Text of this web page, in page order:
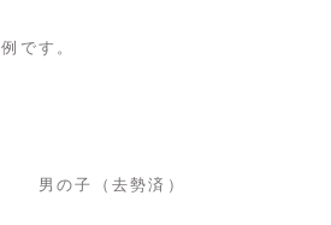
です。
の子（去勢済）